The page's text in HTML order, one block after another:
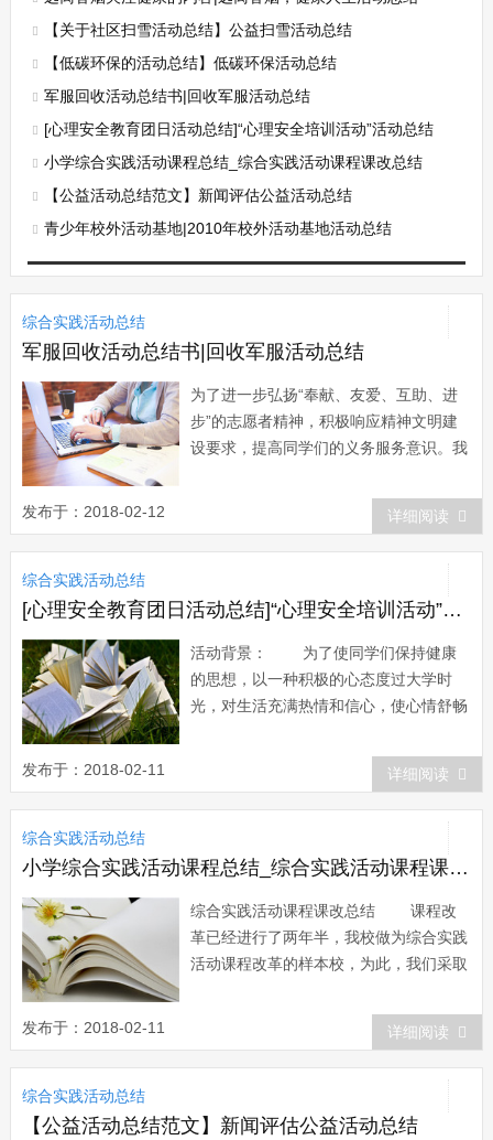
【关于社区扫雪活动总结】公益扫雪活动总结
【低碳环保的活动总结】低碳环保活动总结
军服回收活动总结书|回收军服活动总结
[心理安全教育团日活动总结]“心理安全培训活动”活动总结
小学综合实践活动课程总结_综合实践活动课程课改总结
【公益活动总结范文】新闻评估公益活动总结
青少年校外活动基地|2010年校外活动基地活动总结
综合实践活动总结
军服回收活动总结书|回收军服活动总结
为了进一步弘扬“奉献、友爱、互助、进
步”的志愿者精神，积极响应精神文明建
设要求，提高同学们的义务服务意识。我
携手志愿服务”为活动主题的回收此次活
动是我们青年志愿者协会纳新以来第一次
活动，成为我们培养干事的一次很有意义
的活动。这次活动主要是回收09级新生军
训服装...
发布于：2018-02-12 详细阅读
综合实践活动总结
[心理安全教育团日活动总结]“心理安全培训活动”活动总结
活动背景： 为了使同学们保持健康
的思想，以一种积极的心态度过大学时
光，对生活充满热情和信心，使心情舒畅
神，我校举办了“心理健康周”活动，我们
工业092班积极响应号召，特此举办了此
次活动。 活动过程： 一：班长
和心理安全委员给大家讲了一下此次活动
的背...
发布于：2018-02-11 详细阅读
综合实践活动总结
小学综合实践活动课程总结_综合实践活动课程课改总结
综合实践活动课程课改总结 课程改
革已经进行了两年半，我校做为综合实践
活动课程改革的样本校，为此，我们采取
一阶段我们在学生评价工作和校本课程方
面工作取得了比较好的效果，得到了家长
和学生的认可。我校的综合实践教师们在
参与中学到了许多新的理念及教学方式。
为了把...
发布于：2018-02-11 详细阅读
综合实践活动总结
【公益活动总结范文】新闻评估公益活动总结